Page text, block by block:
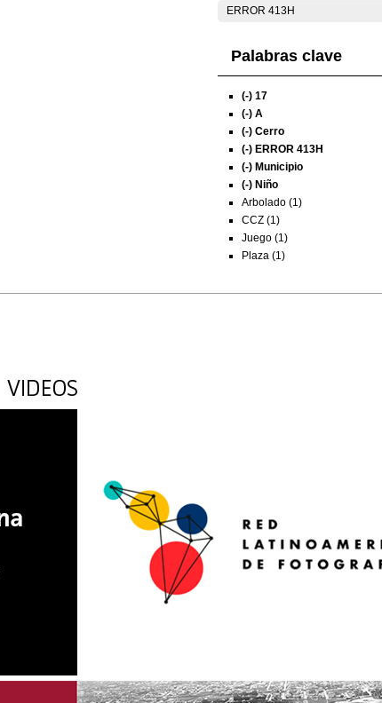
ERROR 413H
Palabras clave
(-) 17
(-) A
(-) Cerro
(-) ERROR 413H
(-) Municipio
(-) Niño
Arbolado (1)
CCZ (1)
Juego (1)
Plaza (1)